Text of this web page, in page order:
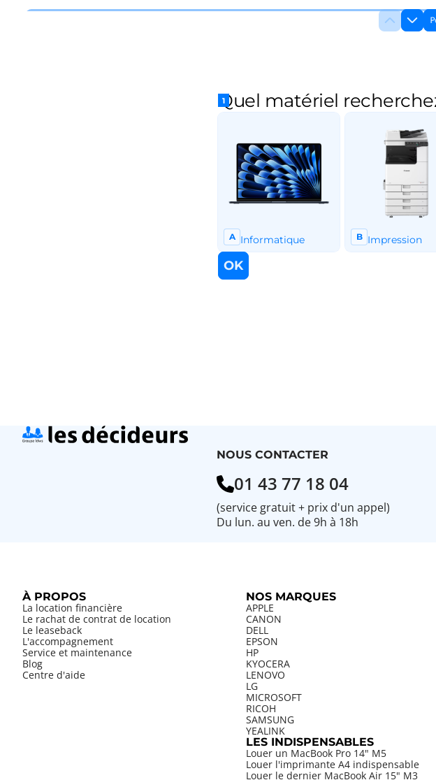
NOUS CONTACTER
01 43 77 18 04
(service gratuit + prix d'un appel)
Du lun. au ven. de 9h à 18h
À PROPOS
La location financière
Le rachat de contrat de location
Le leaseback
L'accompagnement
Service et maintenance
Blog
Centre d'aide
NOS MARQUES
APPLE
CANON
DELL
EPSON
HP
KYOCERA
LENOVO
LG
MICROSOFT
RICOH
SAMSUNG
YEALINK
LES INDISPENSABLES
Louer un MacBook Pro 14" M5
Louer l'imprimante A4 indispensable
Louer le dernier MacBook Air 15" M3